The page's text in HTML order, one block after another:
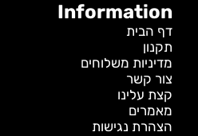
Information
דף הבית
תקנון
מדיניות משלוחים
צור קשר
קצת עלינו
מאמרים
הצהרת נגישות